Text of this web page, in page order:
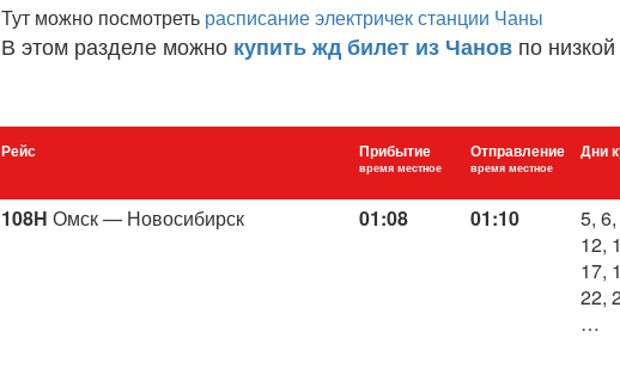
Тут можно посмотреть расписание электричек станции Чаны
В этом разделе можно купить жд билет из Чанов по
Рейс Прибытие
время местное
Отправление
время местное
Дни
108Н Омск — Новосибирск 01:08 01:10
5,
12,
17,
22,
…